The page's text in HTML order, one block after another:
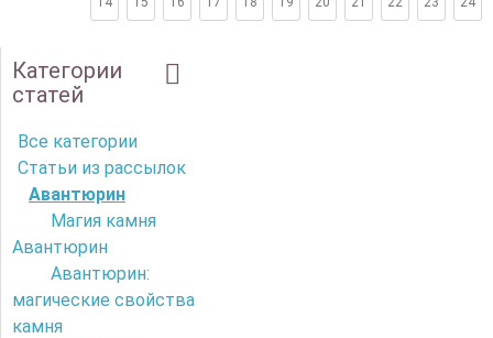
Категории
статей
Все категории
Статьи из рассылок
Авантюрин
Магия камня
Авантюрин
Авантюрин:
магические свойства
камня